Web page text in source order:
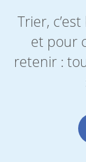
Trier,
et pour
retenir :